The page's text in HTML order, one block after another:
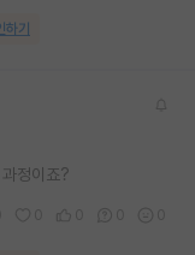
하기
정이죠?